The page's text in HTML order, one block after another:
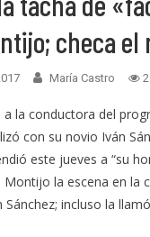
checa el
María Castro
la conductora del
con su novio Iván
este jueves a “su
Montijo la escena en la
incluso la